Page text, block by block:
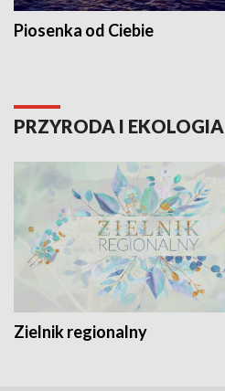
Piosenka od Ciebie
PRZYRODA I EKOLOGIA
Zielnik regionalny